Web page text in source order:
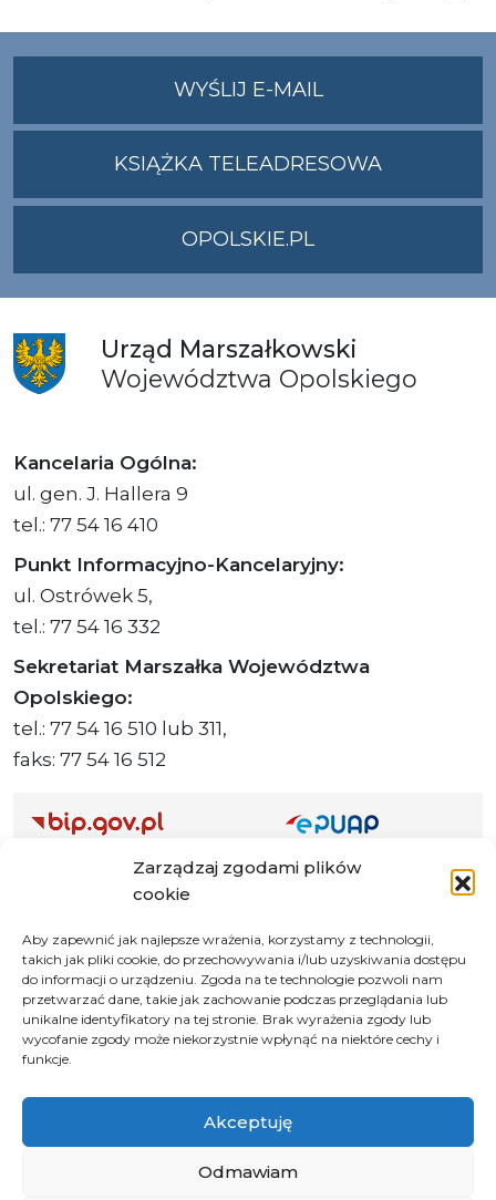
Zarządzaj zgodami plików
cookie
Aby zapewnić jak najlepsze wrażenia, korzystamy z technologii,
takich jak pliki cookie, do przechowywania i/lub uzyskiwania dostępu
do informacji o urządzeniu. Zgoda na te technologie pozwoli nam
przetwarzać dane, takie jak zachowanie podczas przeglądania lub
unikalne identyfikatory na tej stronie. Brak wyrażenia zgody lub
wycofanie zgody może niekorzystnie wpłynąć na niektóre cechy i
funkcje.
Akceptuję
Odmawiam
WYŚLIJ E-MAILNA
ADRES
KSIĄŻKA TELEADRESOWA
OPOLSKIE.PL
Urząd Marszałkowski
Województwa Opolskiego
Kancelaria Ogólna:
ul. gen. J. Hallera 9
tel.: 77 54 16 410
Punkt Informacyjno-Kancelaryjny:
ul. Ostrówek 5,
tel.: 77 54 16 332
Sekretariat Marszałka Województwa
Opolskiego:
tel.: 77 54 16 510 lub 311,
faks: 77 54 16 512
Adres ePUAP Urzędu: /q877fxtk55/SkrytkaESP
Adres do e-Doręczeń
Polityka prywatności
Klauzula informacyjna RODO
© 2026 Samorząd Województwa Opolskiego